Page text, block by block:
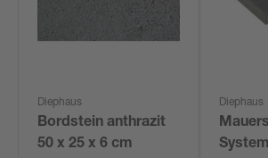
Diephaus
Bordstein anthrazit
50 x 25 x 6 cm
Diephaus